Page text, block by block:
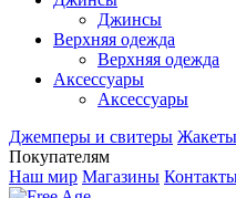
Джинсы
Верхняя одежда
Верхняя одежда
Аксесcуары
Аксесcуары
Джемперы и свитеры
Покупателям
Наш мир Магазины